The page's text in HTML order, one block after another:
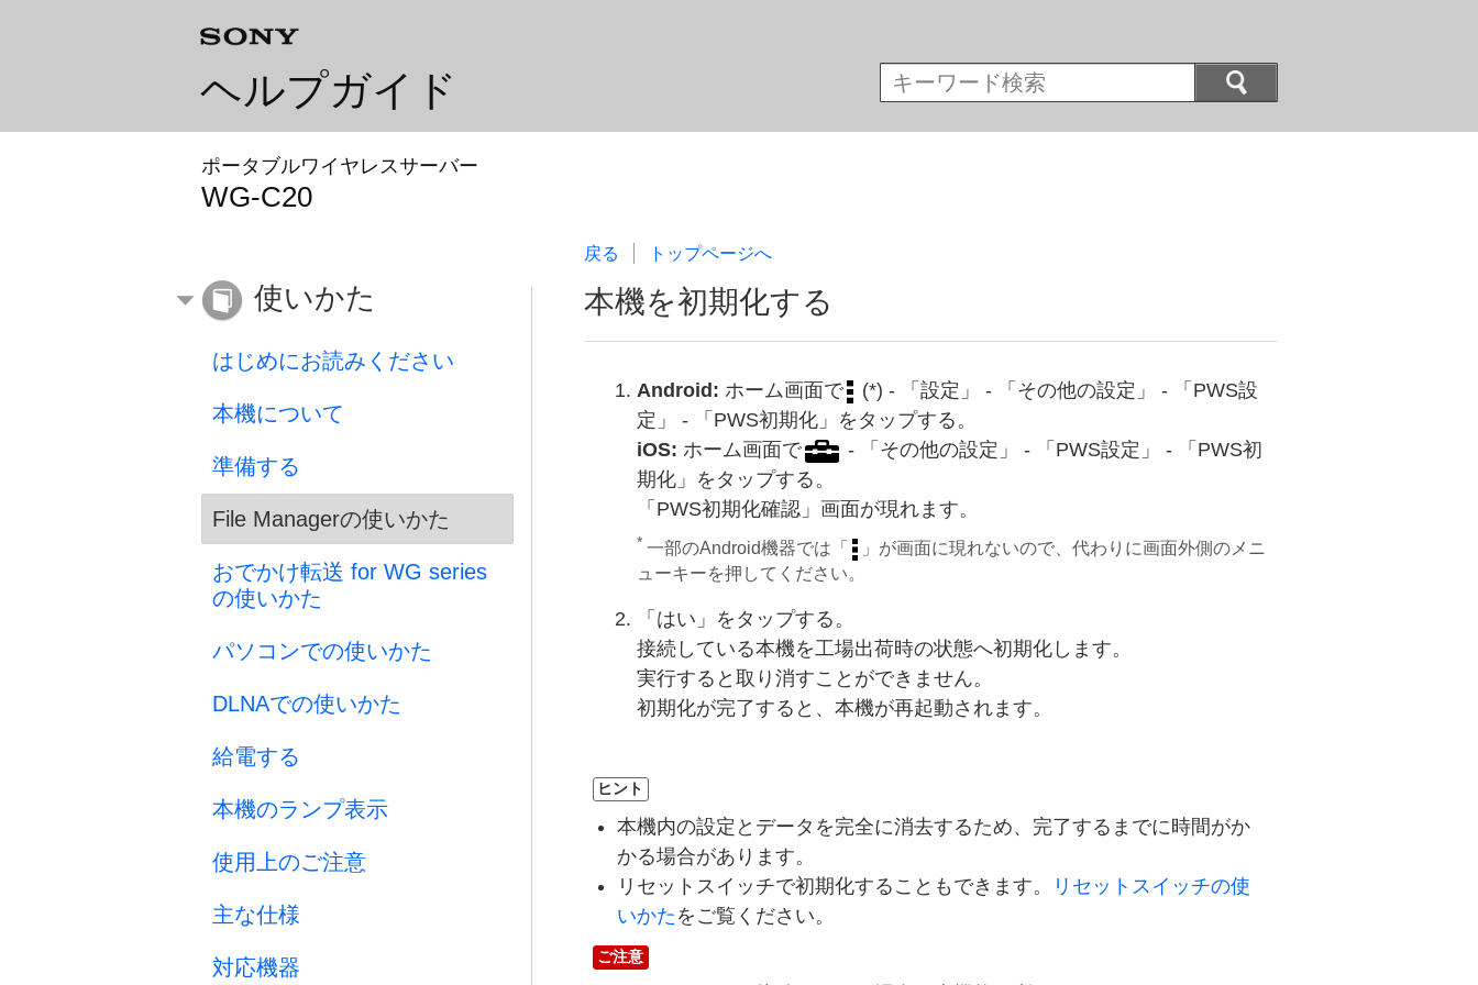
ヘルプガイド
ポータブルワイヤレスサーバー
WG-C20
戻る トップページへ
本機を初期化する
Android: ホーム画面で
(*) - 「設定」 - 「その他の設定」 - 「PWS設
定」 - 「PWS初期化」をタップする。
iOS: ホーム画面で
- 「その他の設定」 - 「PWS設定」 - 「PWS初
期化」をタップする。
「PWS初期化確認」画面が現れます。
* 一部のAndroid機器では「
」が画面に現れないので、代わりに画面外側のメニ
ューキーを押してください。
「はい」をタップする。
接続している本機を工場出荷時の状態へ初期化します。
実行すると取り消すことができません。
初期化が完了すると、本機が再起動されます。
ヒント
本機内の設定とデータを完全に消去するため、完了するまでに時間がか
かる場合があります。
リセットスイッチで初期化することもできます。
リセットスイッチの使
いかた をご覧ください。
ご注意
使いかた
はじめにお読みください
本機について
準備する
File Managerの使いかた
おでかけ転送 for WG series
の使いかた
パソコンでの使いかた
DLNAでの使いかた
給電する
本機のランプ表示
使用上のご注意
主な仕様
対応機器